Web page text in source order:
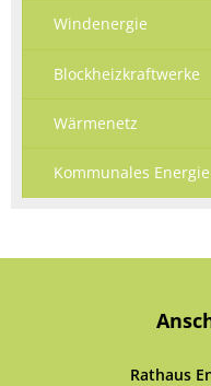
Windenergie
Blockheizkraftwerke
Wärmenetz
Kommunales
Rathaus